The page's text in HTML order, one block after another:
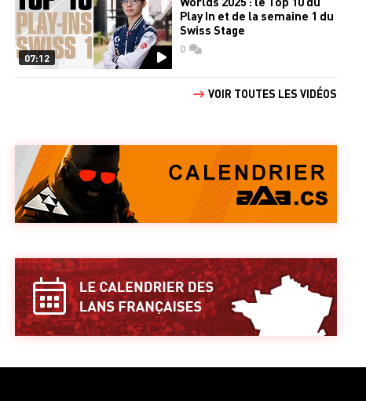
07:12
Play In et de la semaine 1 du
Swiss Stage
0commentaires
VOIR TOUTES LES VIDÉOS